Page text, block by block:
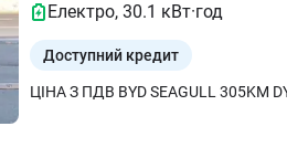
Електро, 30.1 кВт·год
Доступний кредит